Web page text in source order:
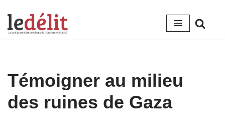
Aller
Témoigner au milieu
des ruines de Gaza